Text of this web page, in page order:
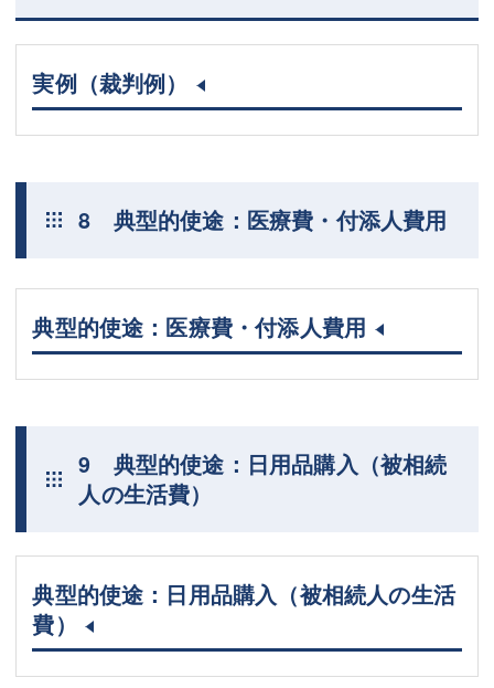
実例（裁判例）
8 典型的使途：医療費・付添人費用
典型的使途：医療費・付添人費用
9 典型的使途：日用品購入（被相続
人の生活費）
典型的使途：日用品購入（被相続人の生活
費）